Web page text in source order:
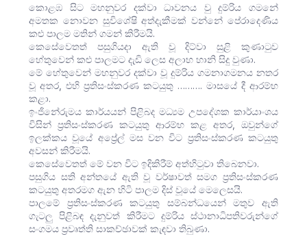
කොළඹ සිට මහනුවර දක්වා ධාවනය වු දුම්රිය ගමනේ
අමතක නොවන සුවිශේෂි අත්දැකීමක් වන්නේ පේරාදෙණිය
කළු පාලම මතින් ගමන් කිරීමයි.
කෙසේවෙතත් පසුගියදා ඇති වූ දිට්වා සුළි කුණාටුව
හේතුවෙන් කළු පාලමට දැඩි ලෙස අලාභ හානි සිදු වුණා.
මේ හේතුවෙන් මහනුවර දක්වා වූ දුම්රිය ගමනාගමනය නතර
වූ අතර, එහි ප්‍රතිසංස්කරණ කටයුතු ………. මාසයේ දී ආරම්භ
කළා.
ඉංජිනේරුමය කාර්යයන් පිළිබද මධ්‍යම උපදේශක කාර්යාංශය
විසින් ප්‍රතිසංස්කරණ කටයුතු ආරම්භ කළ අතර, ඔවුන්ගේ
ඉලක්කය වූයේ අප්‍රේල් මස වන විට ප්‍රතිසංස්කරණ කටයුතු
අවසන් කිරීමයි.
කෙසේවෙතත් මේ වන විට ඉදිකිරීම් අත්හිටුවා තිබෙනවා.
පසුගිය සති අන්තයේ ඇති වූ වර්ෂාවත් සමග ප්‍රතිසංස්කරණ
කටයුතු අතරමග ඇන හිටි පාලම දිස් වූයේ මෙලෙසයි.
පාලමේ ප්‍රතිසංස්කරණ කටයුතු සම්බන්ධයෙන් මතුව ඇති
ගැටලු පිළිබඳ දැනුවත් කිරීමට දුම්රිය ස්ථානාධිපතිවරුන්ගේ
සංගමය ප්‍රවෘත්ති සාකච්ඡාවක් කැඳවා තිබුණා.